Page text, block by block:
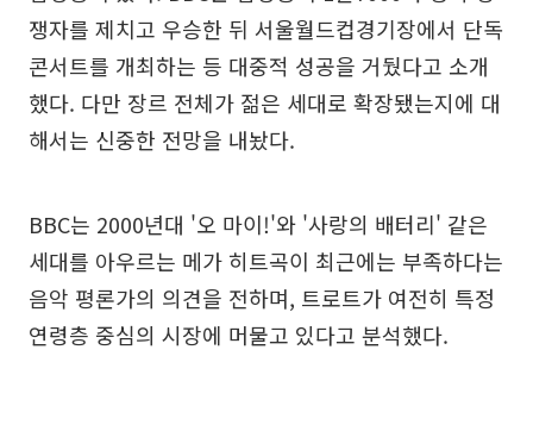
쟁자를 제치고 우승한 뒤 서울월드컵경기장에서 단독
콘서트를 개최하는 등 대중적 성공을 거뒀다고 소개
했다. 다만 장르 전체가 젊은 세대로 확장됐는지에 대
해서는 신중한 전망을 내놨다.
BBC는 2000년대 '오 마이!'와 '사랑의 배터리' 같은
세대를 아우르는 메가 히트곡이 최근에는 부족하다는
음악 평론가의 의견을 전하며, 트로트가 여전히 특정
연령층 중심의 시장에 머물고 있다고 분석했다.